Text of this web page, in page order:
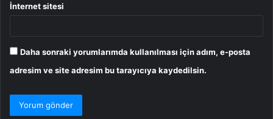
İnternet sitesi
Daha sonraki yorumlarımda kullanılması için adım, e-posta
adresim ve site adresim bu tarayıcıya kaydedilsin.